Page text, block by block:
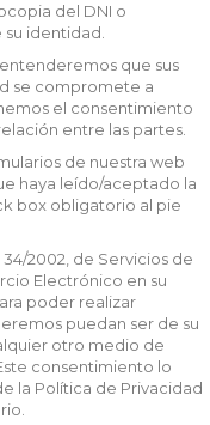
del DNI o
identidad.
que sus
se compromete a
el consentimiento
entre las partes.
de nuestra web
haya leído/aceptado la
box obligatorio al pie
2002, de Servicios de
Electrónico en su
poder realizar
puedan ser de su
otro medio de
consentimiento lo
la Política de Privacidad